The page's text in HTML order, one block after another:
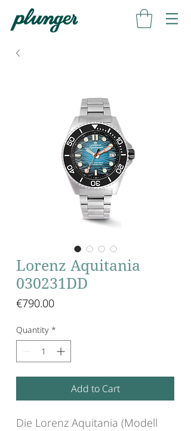
Lorenz Aquitania
030231DD
€790.00Price
Quantity *
Add to Cart
Die Lorenz Aquitania (Modell